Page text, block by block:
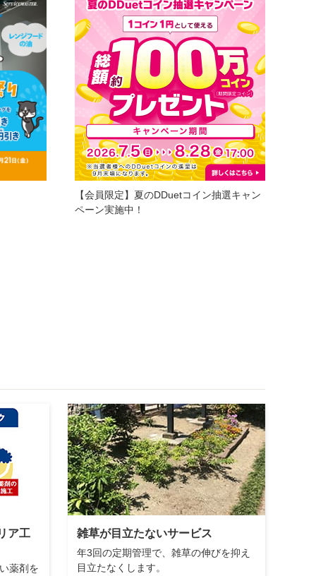
【会員限定】夏のDDuetコイン抽選キャン
ペーン実施中！
ア工
薬剤を
雑草が目立たないサービス
年3回の定期管理で、雑草の伸びを抑え
目立たなくします。